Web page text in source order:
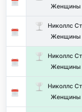
Женщины
Николлс
Женщины
Николлс
Женщины
Николлс
Женщины